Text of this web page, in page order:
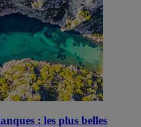
: les plus belles